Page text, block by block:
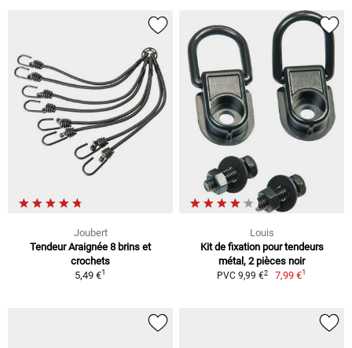
Joubert
Tendeur Araignée 8 brins et
crochets
5,49 €1
Louis
Kit de fixation pour tendeurs
métal, 2 pièces noir
PVC 9,99 €2 7,99 €1